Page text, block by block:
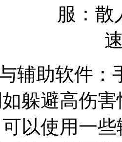
辅助软件：
躲避高伤
以使用一